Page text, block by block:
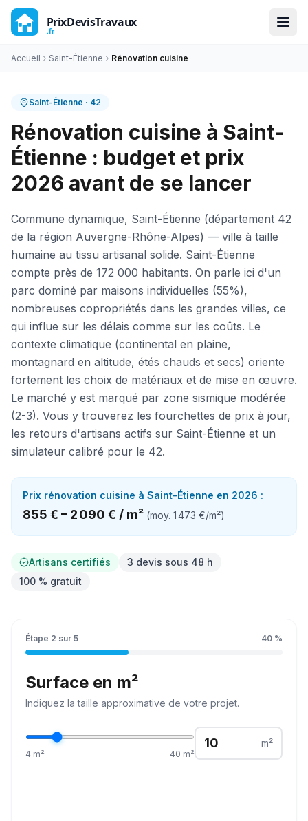
Accueil Saint-Étienne Rénovation cuisine
Saint-Étienne · 42
Rénovation cuisine à Saint-
Étienne : budget et prix
2026 avant de se lancer
Commune dynamique, Saint-Étienne (département 42
de la région Auvergne-Rhône-Alpes) — ville à taille
humaine au tissu artisanal solide. Saint-Étienne
compte près de 172 000 habitants. On parle ici d'un
parc dominé par maisons individuelles (55%),
nombreuses copropriétés dans les grandes villes, ce
qui influe sur les délais comme sur les coûts. Le
contexte climatique (continental en plaine,
montagnard en altitude, étés chauds et secs) oriente
fortement les choix de matériaux et de mise en œuvre.
Le marché y est marqué par zone sismique modérée
(2-3). Vous y trouverez les fourchettes de prix à jour,
les retours d'artisans actifs sur Saint-Étienne et un
simulateur calibré pour le 42.
Prix rénovation cuisine à Saint-Étienne en 2026 :
855 € – 2 090 € / m² (moy. 1 473 €/m²)
Artisans certifiés
3 devis sous 48 h
100 % gratuit
Étape 2 sur 5 40 %
Surface en m²
Indiquez lataille approximative de votre projet.
4 m² 40 m²
m²